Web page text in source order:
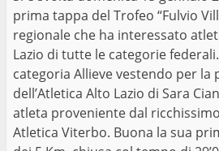
prima tappa del Trofeo “Fulvio
regionale che ha interessato
Lazio di tutte le categorie
categoria Allieve vestendo per la
dell’Atletica Alto Lazio di Sara
atleta proveniente dal
Atletica Viterbo. Buona la sua